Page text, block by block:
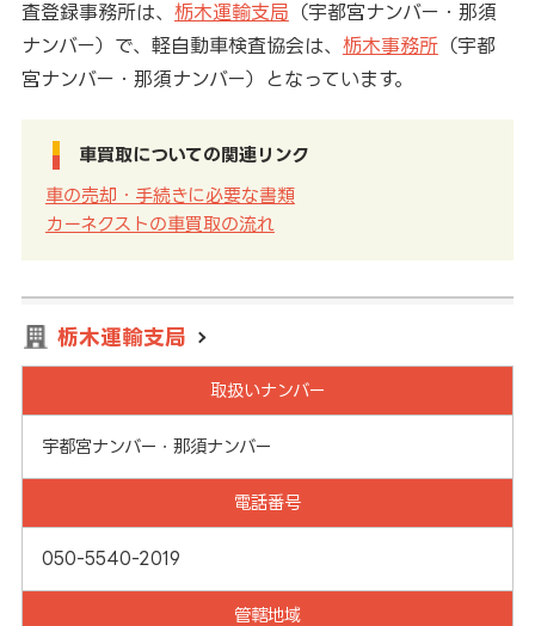
査登録事務所は、 栃木運輸支局 （宇都宮ナンバー・那須
ナンバー）で、軽自動車検査協会は、 栃木事務所（宇都
宮ナンバー・那須ナンバー）となっています。
車買取についての関連リンク
車の売却・手続きに必要な書類
カーネクストの車買取の流れ
栃木運輸支局
取扱いナンバー
宇都宮ナンバー・那須ナンバー
電話番号
050-5540-2019
管轄地域